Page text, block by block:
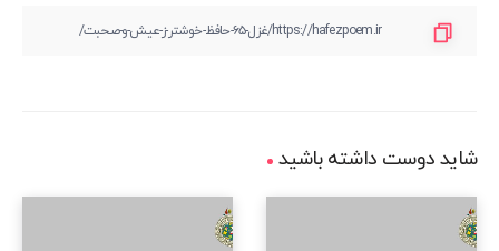
شاید دوست داشته باشید